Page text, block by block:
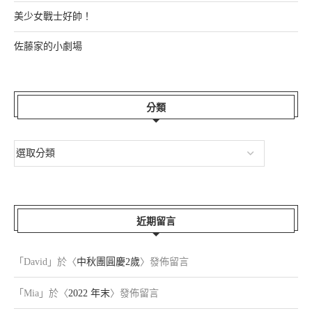
美少女戰士好帥！
佐藤家的小劇場
分類
近期留言
「 David 」於〈中秋團圓慶2歲〉發佈留言
「 Mia 」於〈2022 年末〉發佈留言